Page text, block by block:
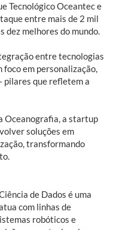
Tecnológico Oceantec e
entre mais de 2 mil
dez melhores do mundo.
entre tecnologias
em personalização,
que refletem a
Oceanografia, a startup
soluções em
transformando
de Dados é uma
com linhas de
robóticos e